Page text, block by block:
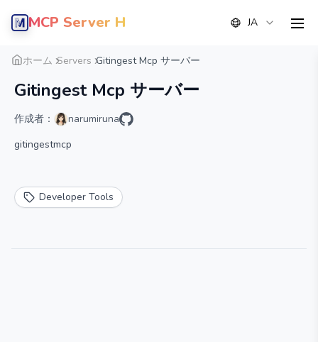
MCP Server Hub JA
ホーム Servers Gitingest Mcp サーバー
Gitingest Mcp サーバー
作成者：
narumiruna
gitingestmcp
Developer Tools
概要 詳細 代替案